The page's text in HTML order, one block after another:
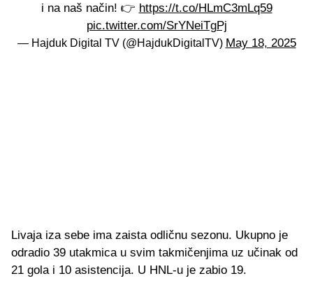
i na naš način! 👉 https://t.co/HLmC3mLq59
pic.twitter.com/SrYNeiTgPj
— Hajduk Digital TV (@HajdukDigitalTV) May 18, 2025
Livaja iza sebe ima zaista odličnu sezonu. Ukupno je
odradio 39 utakmica u svim takmičenjima uz učinak od
21 gola i 10 asistencija. U HNL-u je zabio 19.